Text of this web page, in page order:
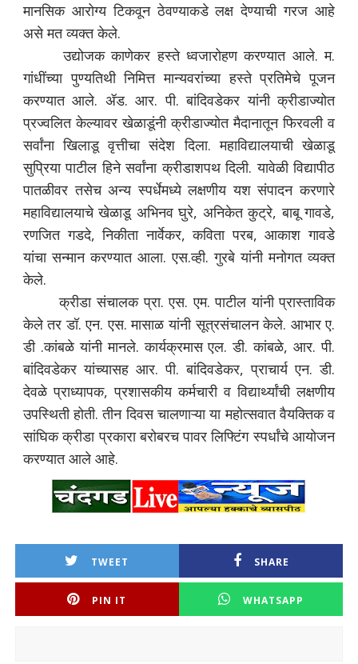
मानसिक आरोग्य टिकवून ठेवण्याकडे लक्ष देण्याची गरज आहे
असे मत व्यक्त केले.
उद्योजक काणेकर हस्ते ध्वजारोहण करण्यात आले. म.
गांधींच्या पुण्यतिथी निमित्त मान्यवरांच्या हस्ते प्रतिमेचे पूजन
करण्यात आले. ॲड. आर. पी. बांदिवडेकर यांनी क्रीडाज्योत
प्रज्वलित केल्यावर खेळाडूंनी क्रीडाज्योत मैदानातून फिरवली व
सर्वांना खिलाडू वृत्तीचा संदेश दिला. महाविद्यालयाची खेळाडू
सुप्रिया पाटील हिने सर्वांना क्रीडाशपथ दिली. यावेळी विद्यापीठ
पातळीवर तसेच अन्य स्पर्धेमध्ये लक्षणीय यश संपादन करणारे
महाविद्यालयाचे खेळाडू अभिनव घुरे, अनिकेत कुट्रे, बाबू गावडे,
रणजित गडदे, निकीता नार्वेकर, कविता परब, आकाश गावडे
यांचा सन्मान करण्यात आला. एस.व्ही. गुरबे यांनी मनोगत व्यक्त
केले.
क्रीडा संचालक प्रा. एस. एम. पाटील यांनी प्रास्ताविक
केले तर डॉ. एन. एस. मासाळ यांनी सूत्रसंचालन केले. आभार ए.
डी .कांबळे यांनी मानले. कार्यक्रमास एल. डी. कांबळे, आर. पी.
बांदिवडेकर यांच्यासह आर. पी. बांदिवडेकर, प्राचार्य एन. डी.
देवळे प्राध्यापक, प्रशासकीय कर्मचारी व विद्यार्थ्यांची लक्षणीय
उपस्थिती होती. तीन दिवस चालणाऱ्या या महोत्सवात वैयक्तिक व
सांघिक क्रीडा प्रकारा बरोबरच पावर लिफ्टिंग स्पर्धांचे आयोजन
करण्यात आले आहे.
TWEET SHARE
PIN IT WHATSAPP